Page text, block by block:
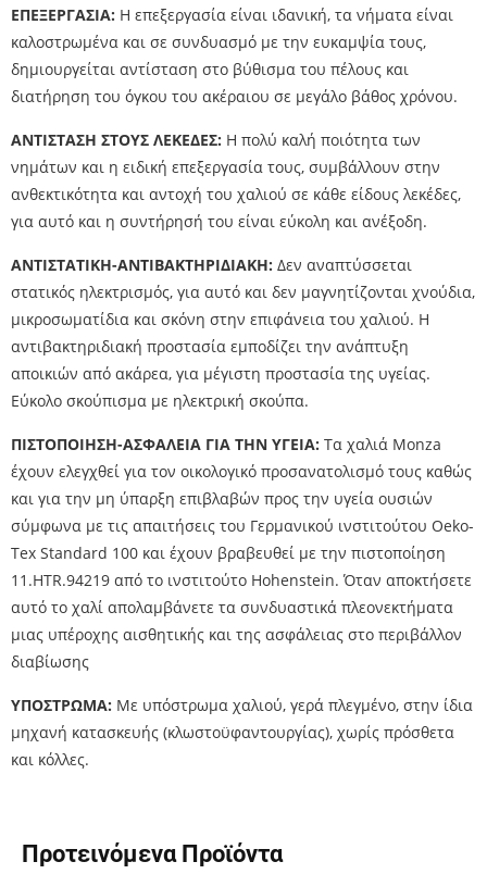
ΕΠΕΞΕΡΓΑΣΙΑ: Η επεξεργασία είναι ιδανική, τα νήματα είναι
καλοστρωμένα και σε συνδυασμό με την ευκαμψία τους,
δημιουργείται αντίσταση στο βύθισμα του πέλους και
διατήρηση του όγκου του ακέραιου σε μεγάλο βάθος χρόνου.
ΑΝΤΙΣΤΑΣΗ ΣΤΟΥΣ ΛΕΚΕΔΕΣ: Η πολύ καλή ποιότητα των
νημάτων και η ειδική επεξεργασία τους, συμβάλλουν στην
ανθεκτικότητα και αντοχή του χαλιού σε κάθε είδους λεκέδες,
για αυτό και η συντήρησή του είναι εύκολη και ανέξοδη.
ΑΝΤΙΣΤΑΤΙΚΗ-ΑΝΤΙΒΑΚΤΗΡΙΔΙΑΚΗ: Δεν αναπτύσσεται
στατικός ηλεκτρισμός, για αυτό και δεν μαγνητίζονται χνούδια,
μικροσωματίδια και σκόνη στην επιφάνεια του χαλιού. Η
αντιβακτηριδιακή προστασία εμποδίζει την ανάπτυξη
αποικιών από ακάρεα, για μέγιστη προστασία της υγείας.
Εύκολο σκούπισμα με ηλεκτρική σκούπα.
ΠΙΣΤΟΠΟΙΗΣΗ-ΑΣΦΑΛΕΙΑ ΓΙΑ ΤΗΝ ΥΓΕΙΑ: Τα χαλιά Monza
έχουν ελεγχθεί για τον οικολογικό προσανατολισμό τους καθώς
και για την μη ύπαρξη επιβλαβών προς την υγεία ουσιών
σύμφωνα με τις απαιτήσεις του Γερμανικού ινστιτούτου Oeko-
Tex Standard 100 και έχουν βραβευθεί με την πιστοποίηση
11.HTR.94219 από το ινστιτούτο Hohenstein. Όταν αποκτήσετε
αυτό το χαλί απολαμβάνετε τα συνδυαστικά πλεονεκτήματα
μιας υπέροχης αισθητικής και της ασφάλειας στο περιβάλλον
διαβίωσης
ΥΠΟΣΤΡΩΜΑ: Με υπόστρωμα χαλιού, γερά πλεγμένο, στην ίδια
μηχανή κατασκευής (κλωστοϋφαντουργίας), χωρίς πρόσθετα
και κόλλες.
Προτεινόμενα Προϊόντα